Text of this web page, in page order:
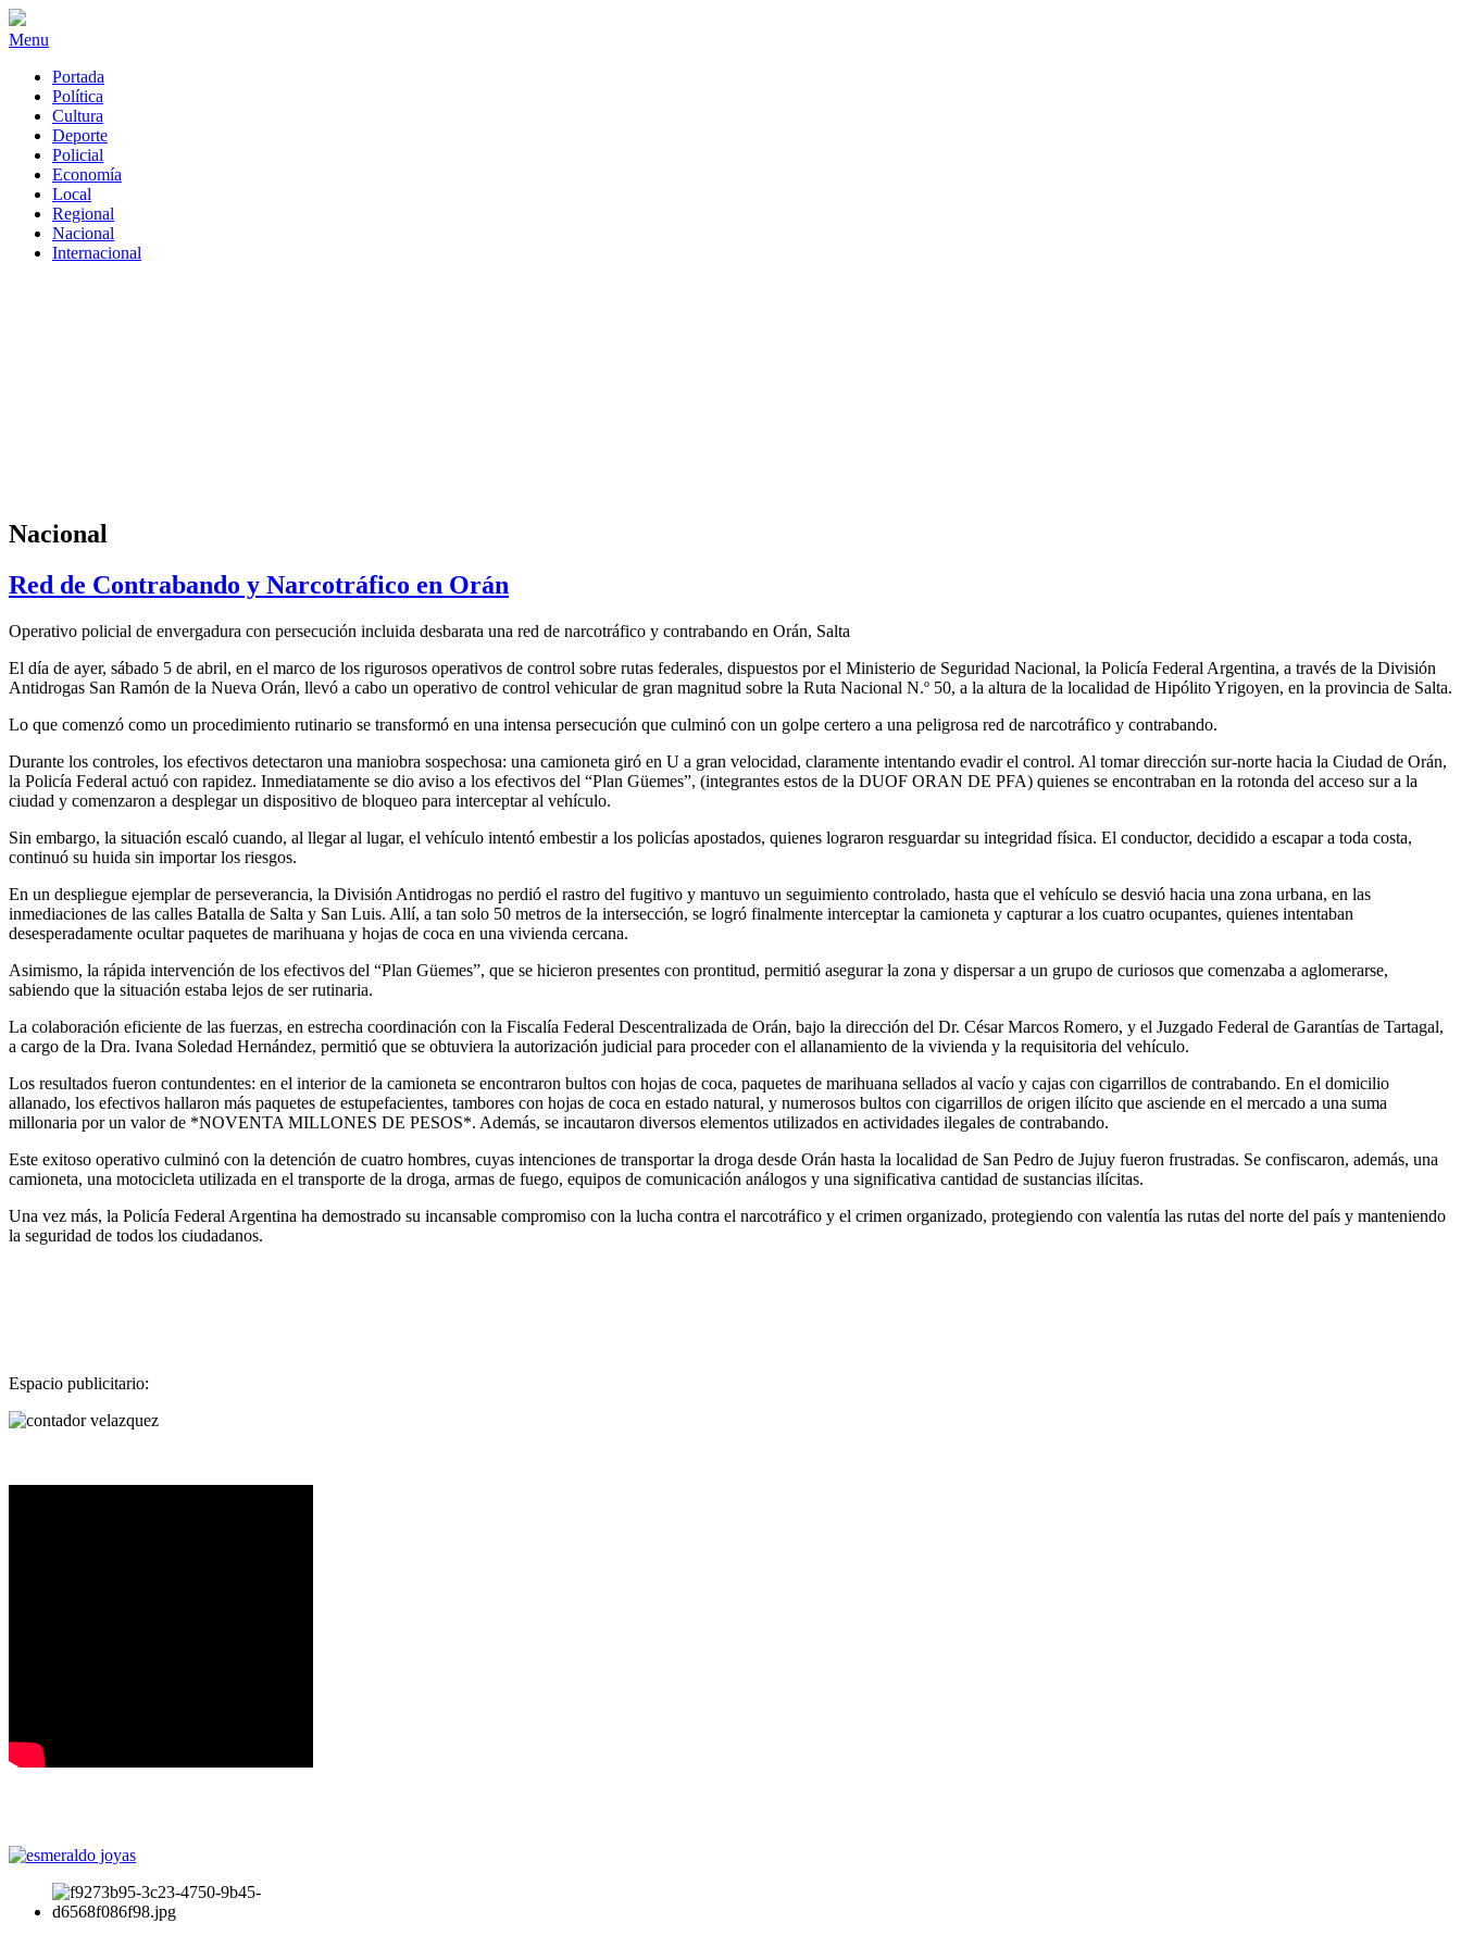
Menu
Portada
Política
Cultura
Deporte
Policial
Economía
Local
Regional
Nacional
Internacional
Nacional
Red de Contrabando y Narcotráfico en Orán
Operativo policial de envergadura con persecución incluida desbarata una red de narcotráfico y contrabando en Orán, Salta
El día de ayer, sábado 5 de abril, en el marco de los rigurosos operativos de control sobre rutas federales, dispuestos por el Ministerio de Seguridad Nacional, la Policía Federal Argentina, a través de la División
Antidrogas San Ramón de la Nueva Orán, llevó a cabo un operativo de control vehicular de gran magnitud sobre la Ruta Nacional N.º 50, a la altura de la localidad de Hipólito Yrigoyen, en la provincia de Salta.
Lo que comenzó como un procedimiento rutinario se transformó en una intensa persecución que culminó con un golpe certero a una peligrosa red de narcotráfico y contrabando.
Durante los controles, los efectivos detectaron una maniobra sospechosa: una camioneta giró en U a gran velocidad, claramente intentando evadir el control. Al tomar dirección sur-norte hacia la Ciudad de Orán,
la Policía Federal actuó con rapidez. Inmediatamente se dio aviso a los efectivos del “Plan Güemes”, (integrantes estos de la DUOF ORAN DE PFA) quienes se encontraban en la rotonda del acceso sur a la
ciudad y comenzaron a desplegar un dispositivo de bloqueo para interceptar al vehículo.
Sin embargo, la situación escaló cuando, al llegar al lugar, el vehículo intentó embestir a los policías apostados, quienes lograron resguardar su integridad física. El conductor, decidido a escapar a toda costa,
continuó su huida sin importar los riesgos.
En un despliegue ejemplar de perseverancia, la División Antidrogas no perdió el rastro del fugitivo y mantuvo un seguimiento controlado, hasta que el vehículo se desvió hacia una zona urbana, en las
inmediaciones de las calles Batalla de Salta y San Luis. Allí, a tan solo 50 metros de la intersección, se logró finalmente interceptar la camioneta y capturar a los cuatro ocupantes, quienes intentaban
desesperadamente ocultar paquetes de marihuana y hojas de coca en una vivienda cercana.
Asimismo, la rápida intervención de los efectivos del “Plan Güemes”, que se hicieron presentes con prontitud, permitió asegurar la zona y dispersar a un grupo de curiosos que comenzaba a aglomerarse,
sabiendo que la situación estaba lejos de ser rutinaria.
La colaboración eficiente de las fuerzas, en estrecha coordinación con la Fiscalía Federal Descentralizada de Orán, bajo la dirección del Dr. César Marcos Romero, y el Juzgado Federal de Garantías de Tartagal,
a cargo de la Dra. Ivana Soledad Hernández, permitió que se obtuviera la autorización judicial para proceder con el allanamiento de la vivienda y la requisitoria del vehículo.
Los resultados fueron contundentes: en el interior de la camioneta se encontraron bultos con hojas de coca, paquetes de marihuana sellados al vacío y cajas con cigarrillos de contrabando. En el domicilio
allanado, los efectivos hallaron más paquetes de estupefacientes, tambores con hojas de coca en estado natural, y numerosos bultos con cigarrillos de origen ilícito que asciende en el mercado a una suma
millonaria por un valor de *NOVENTA MILLONES DE PESOS*. Además, se incautaron diversos elementos utilizados en actividades ilegales de contrabando.
Este exitoso operativo culminó con la detención de cuatro hombres, cuyas intenciones de transportar la droga desde Orán hasta la localidad de San Pedro de Jujuy fueron frustradas. Se confiscaron, además, una
camioneta, una motocicleta utilizada en el transporte de la droga, armas de fuego, equipos de comunicación análogos y una significativa cantidad de sustancias ilícitas.
Una vez más, la Policía Federal Argentina ha demostrado su incansable compromiso con la lucha contra el narcotráfico y el crimen organizado, protegiendo con valentía las rutas del norte del país y manteniendo
la seguridad de todos los ciudadanos.
Espacio publicitario: